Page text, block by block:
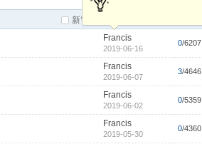
新窗
Francis
2019-06-16
0/6207
Francis
2019-06-07
3/4646
Francis
2019-06-02
0/5359
Francis
2019-05-30
0/4360